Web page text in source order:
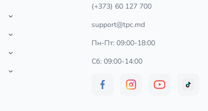
(+373) 60 127 700
support@tpc.md
Пн-Пт: 09:00-18:00
Сб: 09:00-14:00